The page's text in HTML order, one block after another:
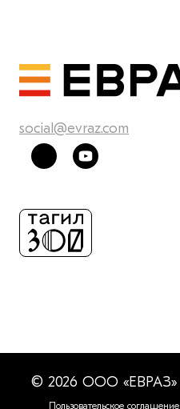
social@evraz.com
© 2026 ООО «ЕВРАЗ»
Пользовательское соглашение